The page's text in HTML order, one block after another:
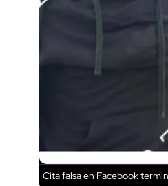
Cita falsa en Facebook